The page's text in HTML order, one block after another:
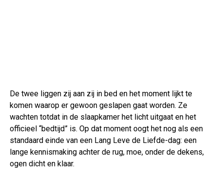
De twee liggen zij aan zij in bed en het moment lijkt te
komen waarop er gewoon geslapen gaat worden. Ze
wachten totdat in de slaapkamer het licht uitgaat en het
officieel “bedtijd” is. Op dat moment oogt het nog als een
standaard einde van een Lang Leve de Liefde-dag: een
lange kennismaking achter de rug, moe, onder de dekens,
ogen dicht en klaar.